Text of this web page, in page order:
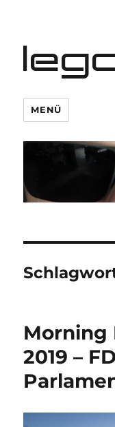
MENÜ
Morning
2019 –